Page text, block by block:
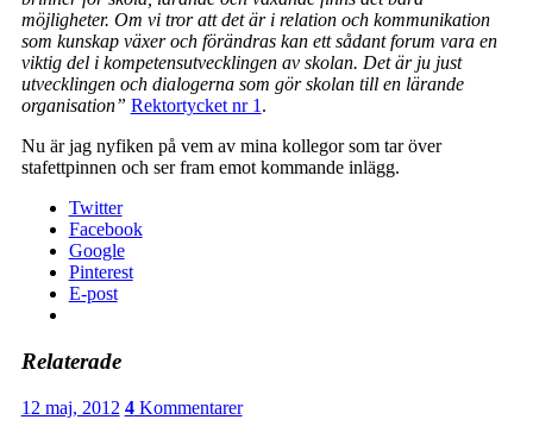
möjligheter. Om vi tror att det är i relation och kommunikation
som kunskap växer och förändras kan ett sådant forum vara en
viktig del i kompetensutvecklingen av skolan. Det är ju just
utvecklingen och dialogerna som gör skolan till en lärande
organisation” Rektortycket nr 1 .
Nu är jag nyfiken på vem av mina kollegor som tar över
stafettpinnen och ser fram emot kommande inlägg.
Twitter
Facebook
Google
Pinterest
E-post
Relaterade
12 maj, 2012 4Kommentarer